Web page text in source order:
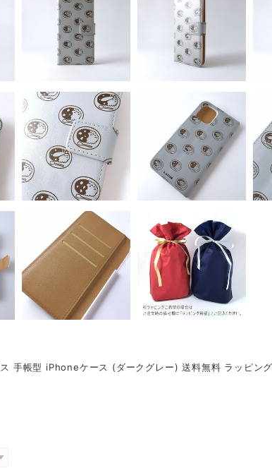
手帳型 iPhoneケース (ダークグレー) 送料無料 ラッピン